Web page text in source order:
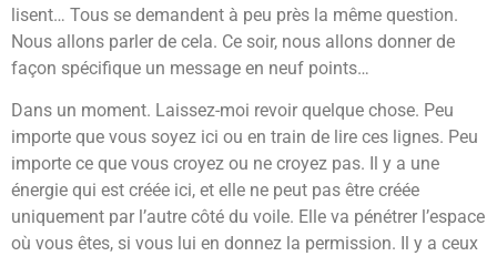
lisent… Tous se demandent à peu près la même question.
Nous allons parler de cela. Ce soir, nous allons donner de
façon spécifique un message en neuf points…
Dans un moment. Laissez-moi revoir quelque chose. Peu
importe que vous soyez ici ou en train de lire ces lignes. Peu
importe ce que vous croyez ou ne croyez pas. Il y a une
énergie qui est créée ici, et elle ne peut pas être créée
uniquement par l’autre côté du voile. Elle va pénétrer l’espace
où vous êtes, si vous lui en donnez la permission. Il y a ceux